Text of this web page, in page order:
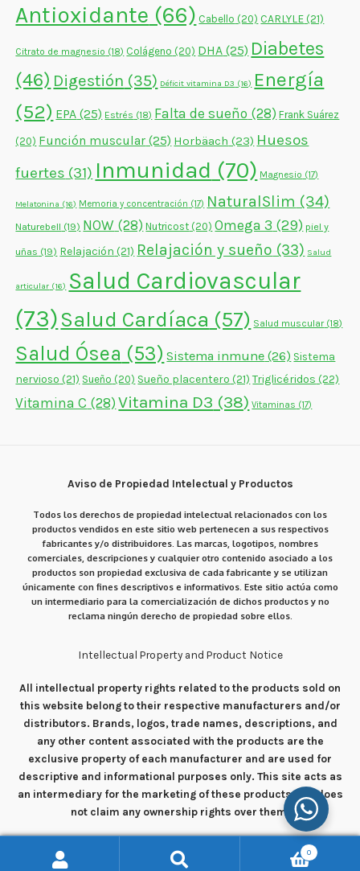
Antioxidante (66) Cabello (20) CARLYLE(21)
Citrato de magnesio (18) Colágeno (20) DHA (25) Diabetes
(46) Digestión (35) Déficit vitamina D3 (16) Energía
(52) EPA (25) Estrés (18) Falta de sueño (28) Frank Suárez
(20) Función muscular (25) Horbäach (23) Huesos
fuertes (31) Inmunidad (70) Magnesio (17)
Melatonina (16) Memoria y concentración (17) NaturalSlim (34)
Naturebell (19) NOW (28) Nutricost (20) Omega 3 (29) piel y
uñas (19) Relajación (21) Relajación y sueño (33) Salud
articular (16) Salud Cardiovascular
(73)Salud Cardíaca (57) Salud muscular(18)
Salud Ósea (53) Sistema inmune (26) Sistema
nervioso (21) Sueño (20) Sueño placentero (21) Triglicéridos (22)
Vitamina C (28) Vitamina D3 (38) Vitaminas (17)
Aviso de Propiedad Intelectual y Productos
Todos los derechos de propiedad intelectual relacionados con los
productos vendidos en este sitio web pertenecen a sus respectivos
fabricantes y/o distribuidores. Las marcas, logotipos, nombres
comerciales, descripciones y cualquier otro contenido asociado a los
productos son propiedad exclusiva de cada fabricante y se utilizan
únicamente con fines descriptivos e informativos. Este sitio actúa como
un intermediario para la comercialización de dichos productos y no
reclama ningún derecho de propiedad sobre ellos.
Intellectual Property and Product Notice
All intellectual property rights related to the products sold on
this website belong to their respective manufacturers and/or
distributors. Brands, logos, trade names, descriptions, and
any other content associated with the products are the
exclusive property of each manufacturer and are used for
descriptive and informational purposes only. This site acts as
an intermediary for the marketing of these products and does
not claim any ownership rights over them.
0